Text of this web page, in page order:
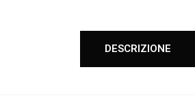
DESCRIZIONE